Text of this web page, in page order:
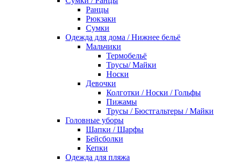
Ранцы
Рюкзаки
Сумки
Одежда для дома / Нижнее бельё
Мальчики
Термобельё
Трусы/ Майки
Носки
Девочки
Колготки / Носки / Гольфы
Пижамы
Трусы / Бюстгальтеры / Майки
Головные уборы
Шапки / Шарфы
Бейсболки
Кепки
Одежда для пляжа